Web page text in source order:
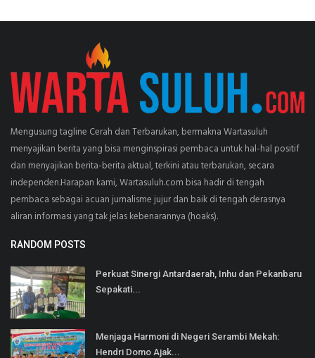
Mengusung tagline Cerah dan Terbarukan, bermakna Wartasuluh
menyajikan berita yang bisa menginspirasi pembaca untuk hal-hal positif
dan menyajikan berita-berita aktual, terkini atau terbarukan, secara
independen.Harapan kami, Wartasuluh.com bisa hadir di tengah
pembaca sebagai acuan jurnalisme jujur dan baik di tengah derasnya
aliran informasi yang tak jelas kebenarannya (hoaks).
RANDOM POSTS
Perkuat Sinergi Antardaerah, Inhu dan Pekanbaru
Sepakati...
Menjaga Harmoni di Negeri Serambi Mekah:
Hendri Domo Ajak...